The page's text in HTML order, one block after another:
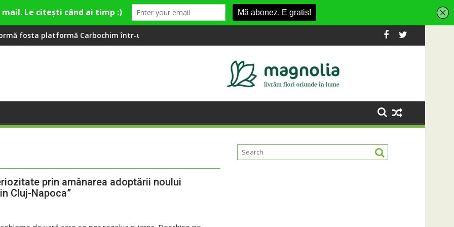
Carbochim într-un nou centru cultural și de divertisment din Cluj-Napoca
Când luna devine o întrebare Urmele care rămân: Almost Still
prin amânarea adoptării noului
Cluj-Napoca”